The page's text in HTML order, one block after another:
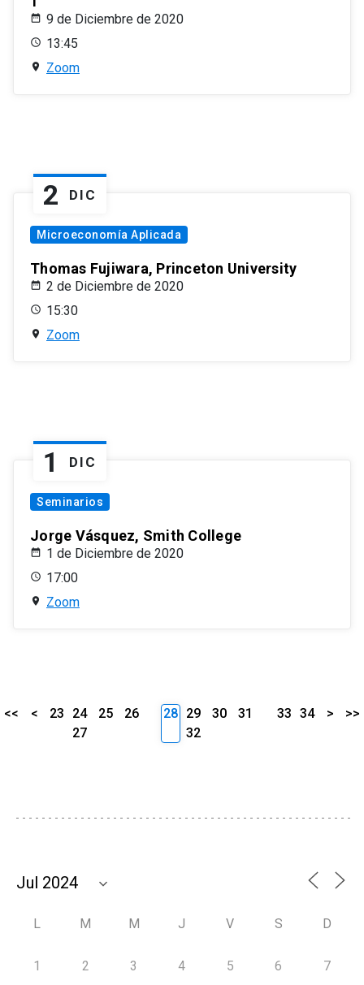
9 de Diciembre de 2020
13:45
Zoom
2 DIC
Microeconomía Aplicada
Thomas Fujiwara, Princeton University
2 de Diciembre de 2020
15:30
Zoom
1 DIC
Seminarios
Jorge Vásquez, Smith College
1 de Diciembre de 2020
17:00
Zoom
<< < 23 24 25
26
27
28 29 30
31
32
33 34 > >>
L M M J V S D
1 2 3 4 5 6 7